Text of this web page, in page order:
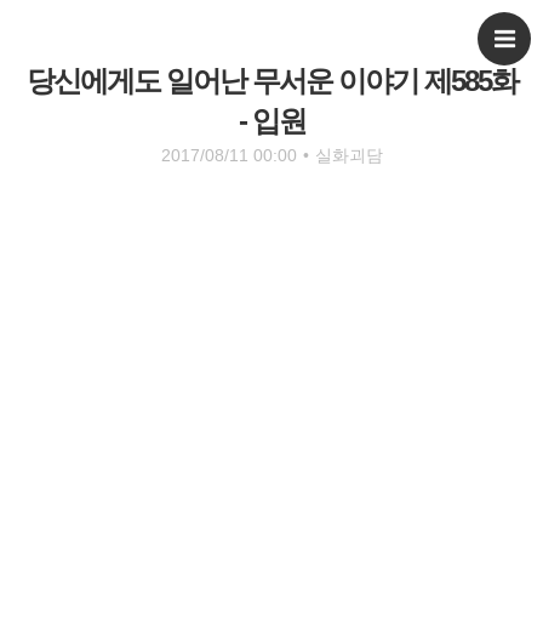
당신에게도 일어난 무서운 이야기 제585화
- 입원
2017/08/11 00:00 • 실화괴담